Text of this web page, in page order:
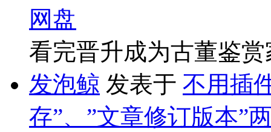
网盘
看完晋升成为古董鉴
发泡鲸 发表于 不用插
存”、”文章修订版本”